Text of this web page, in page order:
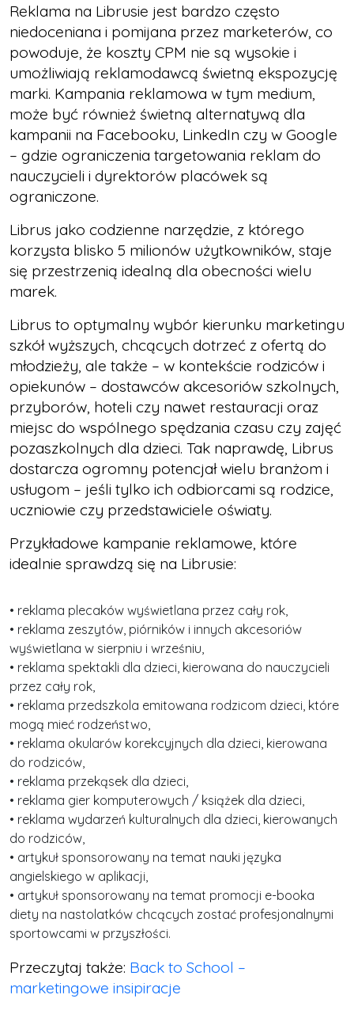
Reklama na Librusie jest bardzo często
niedoceniana i pomijana przez marketerów, co
powoduje, że koszty CPM nie są wysokie i
umożliwiają reklamodawcą świetną ekspozycję
marki. Kampania reklamowa w tym medium,
może być również świetną alternatywą dla
kampanii na Facebooku, LinkedIn czy w Google
– gdzie ograniczenia targetowania reklam do
nauczycieli i dyrektorów placówek są
ograniczone.
Librus jako codzienne narzędzie, z którego
korzysta blisko 5 milionów użytkowników, staje
się przestrzenią idealną dla obecności wielu
marek.
Librus to optymalny wybór kierunku marketingu
szkół wyższych, chcących dotrzeć z ofertą do
młodzieży, ale także – w kontekście rodziców i
opiekunów – dostawców akcesoriów szkolnych,
przyborów, hoteli czy nawet restauracji oraz
miejsc do wspólnego spędzania czasu czy zajęć
pozaszkolnych dla dzieci. Tak naprawdę, Librus
dostarcza ogromny potencjał wielu branżom i
usługom – jeśli tylko ich odbiorcami są rodzice,
uczniowie czy przedstawiciele oświaty.
Przykładowe kampanie reklamowe, które
idealnie sprawdzą się na Librusie:
• reklama plecaków wyświetlana przez cały rok,
• reklama zeszytów, piórników i innych akcesoriów
wyświetlana w sierpniu i wrześniu,
• reklama spektakli dla dzieci, kierowana do nauczycieli
przez cały rok,
• reklama przedszkola emitowana rodzicom dzieci, które
mogą mieć rodzeństwo,
• reklama okularów korekcyjnych dla dzieci, kierowana
do rodziców,
• reklama przekąsek dla dzieci,
• reklama gier komputerowych / książek dla dzieci,
• reklama wydarzeń kulturalnych dla dzieci, kierowanych
do rodziców,
• artykuł sponsorowany na temat nauki języka
angielskiego w aplikacji,
• artykuł sponsorowany na temat promocji e-booka
diety na nastolatków chcących zostać profesjonalnymi
sportowcami w przyszłości.
Przeczytaj także: Back to School –
marketingowe insipiracje